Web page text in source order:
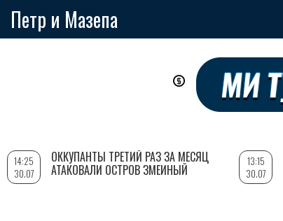
Петр и Мазепа
14:25
30.07
ОККУПАНТЫ ТРЕТИЙ РАЗ ЗА МЕСЯЦ
АТАКОВАЛИ ОСТРОВ ЗМЕИНЫЙ
13:15
30.07